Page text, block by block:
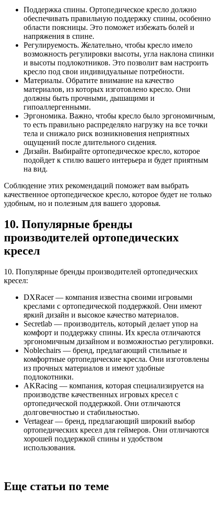
Поддержка спины. Ортопедическое кресло должно
обеспечивать правильную поддержку спины, особенно
области поясницы. Это поможет избежать болей и
напряжения в спине.
Регулируемость. Желательно, чтобы кресло имело
возможность регулировки высоты, угла наклона спинки
и высоты подлокотников. Это позволит вам настроить
кресло под свои индивидуальные потребности.
Материалы. Обратите внимание на качество
материалов, из которых изготовлено кресло. Они
должны быть прочными, дышащими и
гипоаллергенными.
Эргономика. Важно, чтобы кресло было эргономичным,
то есть правильно распределяло нагрузку на все точки
тела и снижало риск возникновения неприятных
ощущений после длительного сидения.
Дизайн. Выбирайте ортопедическое кресло, которое
подойдет к стилю вашего интерьера и будет приятным
на вид.
Соблюдение этих рекомендаций поможет вам выбрать
качественное ортопедическое кресло, которое будет не только
удобным, но и полезным для вашего здоровья.
10. Популярные бренды
производителей ортопедических
кресел
10. Популярные бренды производителей ортопедических
кресел:
DXRacer — компания известна своими игровыми
креслами с ортопедической поддержкой. Они имеют
яркий дизайн и высокое качество материалов.
Secretlab — производитель, который делает упор на
комфорт и поддержку спины. Их кресла отличаются
эргономичным дизайном и возможностью регулировки.
Noblechairs — бренд, предлагающий стильные и
комфортные ортопедические кресла. Они изготовлены
из прочных материалов и имеют удобные
подлокотники.
AKRacing — компания, которая специализируется на
производстве качественных игровых кресел с
ортопедической поддержкой. Они отличаются
долговечностью и стабильностью.
Vertagear — бренд, предлагающий широкий выбор
ортопедических кресел для геймеров. Они отличаются
хорошей поддержкой спины и удобством
использования.
Еще статьи по теме